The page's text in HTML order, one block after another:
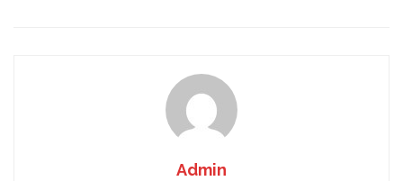
Admin